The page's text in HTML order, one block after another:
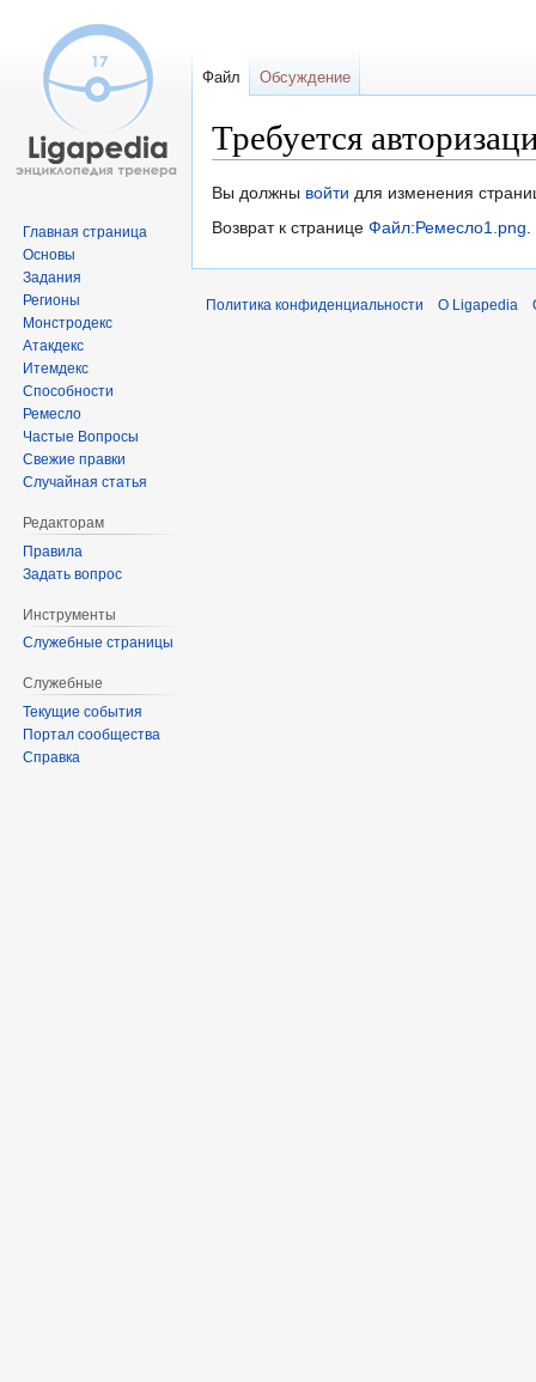
Требуется
Перейти
к
Перейти
к
Вы должны войти для изменения
Возврат к странице Файл:Ремесло1.png.
Файл Обсуждение
Главная страница
Основы
Задания
Регионы
Монстродекс
Атакдекс
Итемдекс
Способности
Ремесло
Частые Вопросы
Свежие правки
Случайная статья
Редакторам
Правила
Задать вопрос
Инструменты
Служебные страницы
Служебные
Текущие события
Портал сообщества
Справка
Политика конфиденциальности О Ligapedia